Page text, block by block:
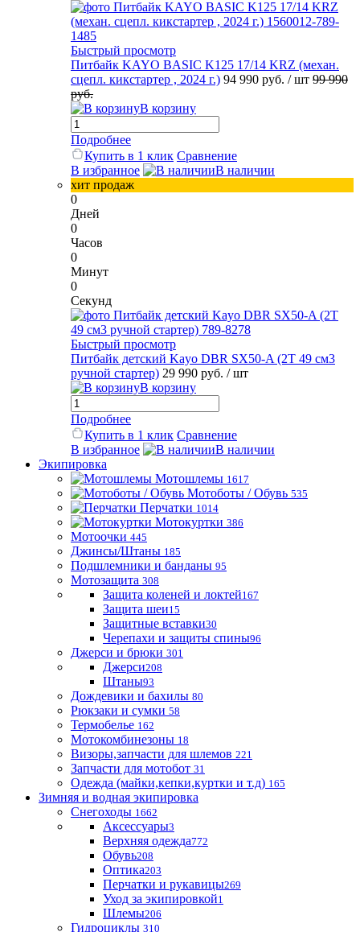
Быстрый просмотр
Питбайк KAYO BASIC K125 17/14 KRZ (механ.
сцепл. кикстартер , 2024 г.) 94 990 руб. / шт 99 990
руб.
В корзину
Подробнее
Купить в 1 клик Сравнение
В избранное
В наличии
хит продаж
0
Дней
0
Часов
0
Минут
0
Секунд
Быстрый просмотр
Питбайк детский Kayo DBR SX50-A (2T 49 см3
ручной стартер) 29 990 руб. / шт
В корзину
Подробнее
Купить в 1 клик Сравнение
В избранное
В наличии
Экипировка
Мотошлемы 1617
Мотоботы / Обувь 535
Перчатки 1014
Мотокуртки 386
Мотоочки 445
Джинсы/Штаны 185
Подшлемники и банданы 95
Мотозащита 308
Защита коленей и локтей167
Защита шеи15
Защитные вставки30
Черепахи и защиты спины96
Джерси и брюки 301
Джерси208
Штаны93
Дождевики и бахилы 80
Рюкзаки и сумки 58
Термобелье 162
Мотокомбинезоны 18
Визоры,запчасти для шлемов 221
Запчасти для мотобот 31
Одежда (майки,кепки,куртки и т.д) 165
Зимняя и водная экипировка
Снегоходы 1662
Аксессуары3
Верхняя одежда772
Обувь208
Оптика203
Перчатки и рукавицы269
Уход за экипировкой1
Шлемы206
Гидроциклы 310